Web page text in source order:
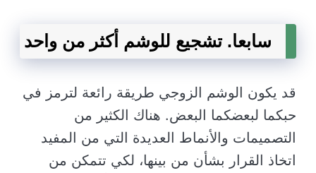
سابعا. تشجيع للوشم أكثر من واحد
قد يكون الوشم الزوجي طريقة رائعة لترمز في
حبكما لبعضكما البعض. هناك الكثير من
التصميمات والأنماط العديدة التي من المفيد
اتخاذ القرار بشأن من بينها، لكي تتمكن من